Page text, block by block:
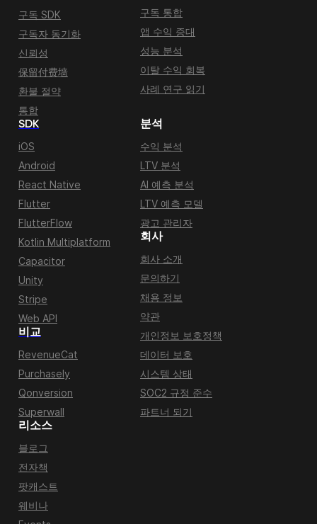
구독 SDK
구독자 동기화
신뢰성
保留付费墙
환불 절약
통합
구독 통합
앱 수익 증대
성능 분석
이탈 수익 회복
사례 연구 읽기
비교
RevenueCat
Purchasely
Qonversion
Superwall
SDK
iOS
Android
React Native
Flutter
FlutterFlow
Kotlin Multiplatform
Capacitor
Unity
Stripe
Web API
리소스
블로그
전자책
팟캐스트
웨비나
분석
수익 분석
LTV 분석
AI 예측 분석
LTV 예측 모델
광고 관리자
회사
회사 소개
문의하기
채용 정보
약관
개인정보 보호정책
데이터 보호
시스템 상태
SOC2 규정 준수
파트너 되기